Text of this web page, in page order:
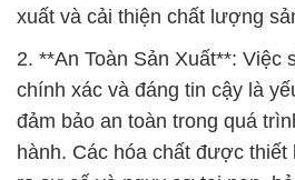
hành. Các hóa chất được thiết
ro sự cố và nguy cơ tai nạn,
sức khỏe của nhân viên.
Chúng tôi cam kết cung cấp
với giá cả hợp lý nhất. Chúng